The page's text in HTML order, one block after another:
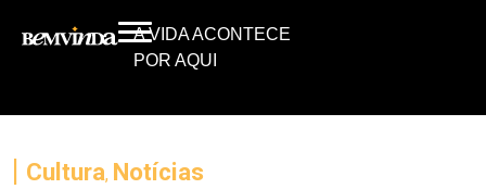
A VIDA ACONTECE
POR AQUI
| Cultura, Notícias